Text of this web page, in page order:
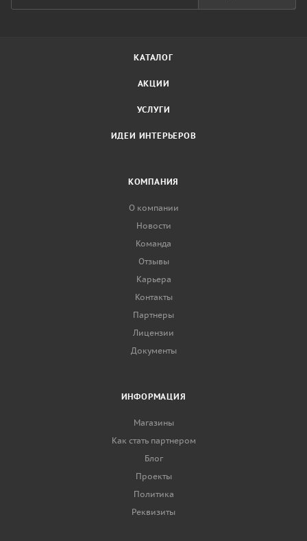
КАТАЛОГ
АКЦИИ
УСЛУГИ
ИДЕИ ИНТЕРЬЕРОВ
КОМПАНИЯ
О компании
Новости
Команда
Отзывы
Карьера
Контакты
Партнеры
Лицензии
Документы
ИНФОРМАЦИЯ
Магазины
Как стать партнером
Блог
Проекты
Политика
Реквизиты